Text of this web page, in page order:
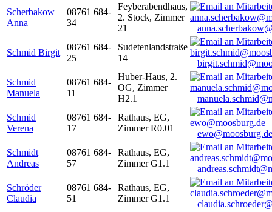
Scherbakow
Anna
08761 684-
34
Feyberabendhaus,
2. Stock, Zimmer
21
Schmid Birgit
08761 684-
25
Sudetenlandstraße
14
Schmid
Manuela
08761 684-
11
Huber-Haus, 2.
OG, Zimmer
H2.1
Schmid
Verena
08761 684-
17
Rathaus, EG,
Zimmer R0.01
ewo@moosburg.de
Schmidt
Andreas
08761 684-
57
Rathaus, EG,
Zimmer G1.1
Schröder
Claudia
08761 684-
51
Rathaus, EG,
Zimmer G1.1